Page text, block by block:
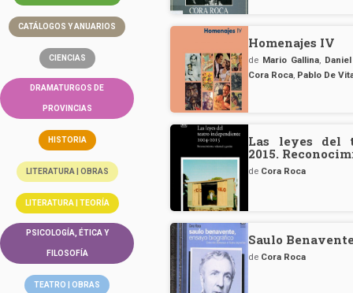
CATÁLOGOS Y ANUARIOS
CIENCIAS
DRAMATURGOS DE
PROVINCIAS
HISTORIA
LITERATURA | OBRAS
LITERATURA | TEORÍA
PSICOLOGÍA, ÉTICA Y
FILOSOFÍA
TEATRO | OBRAS
Homenajes IV
de Mario Gallina,
Cora Roca, Pablo De
Las leyes del
2015.
de Cora Roca
Saulo
de Cora Roca